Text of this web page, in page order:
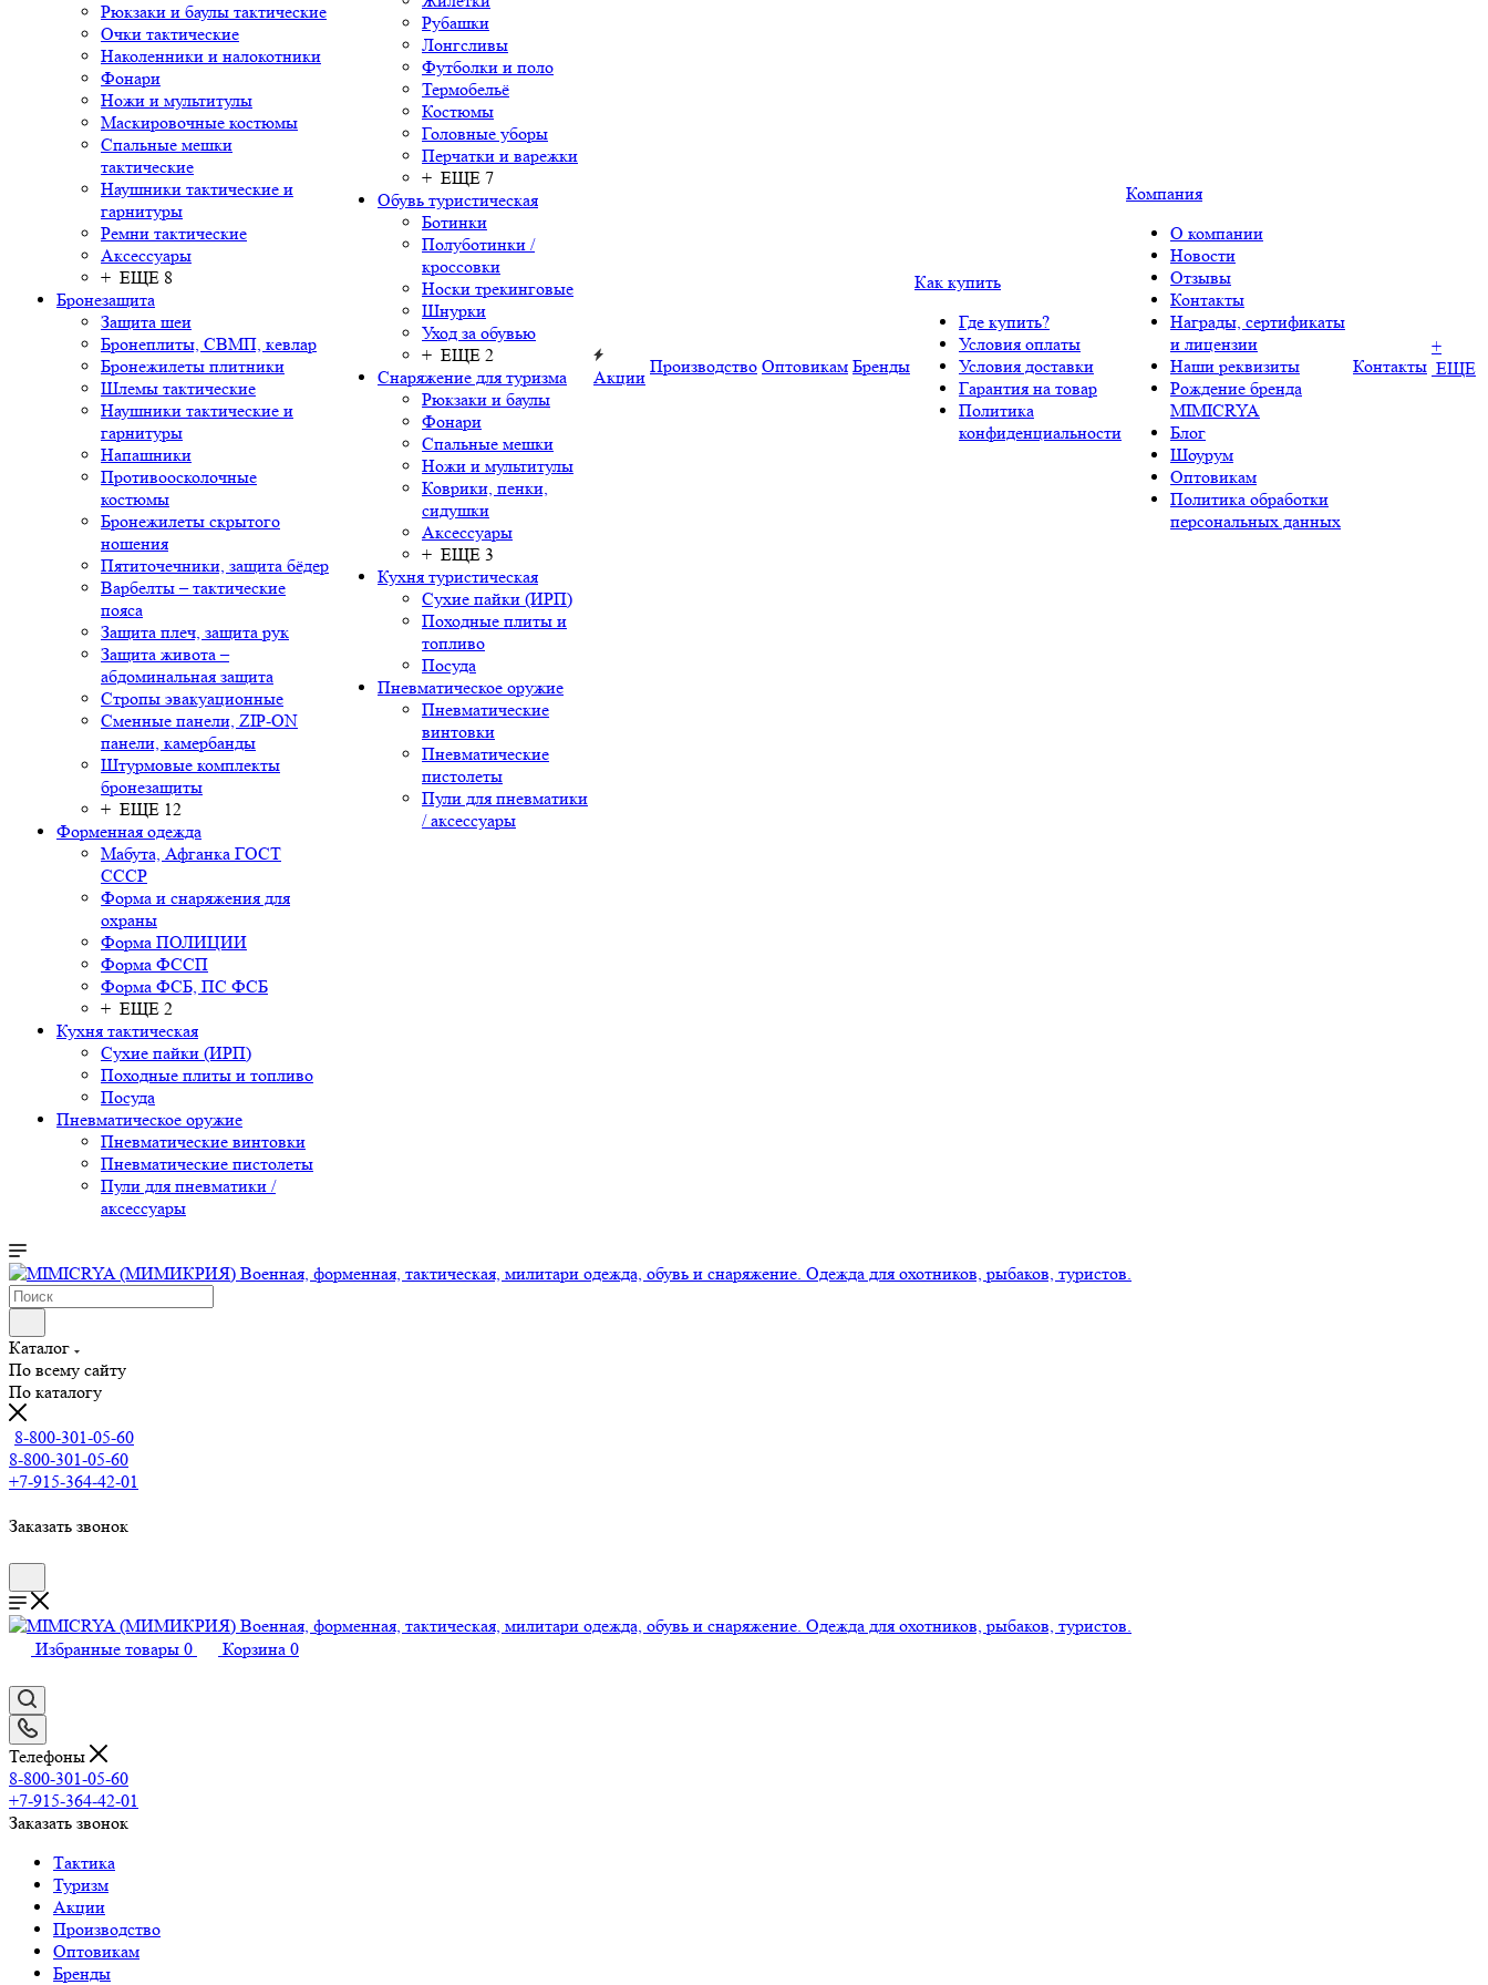
Рюкзаки и баулы тактические
Очки тактические
Наколенники и налокотники
Фонари
Ножи и мультитулы
Маскировочные костюмы
Спальные мешки
тактические
Наушники тактические и
гарнитуры
Ремни тактические
Аксессуары
+ ЕЩЕ 8
Бронезащита
Защита шеи
Бронеплиты, СВМП, кевлар
Бронежилеты плитники
Шлемы тактические
Наушники тактические и
гарнитуры
Напашники
Противоосколочные
костюмы
Бронежилеты скрытого
ношения
Пятиточечники, защита бёдер
Варбелты – тактические
пояса
Защита плеч, защита рук
Защита живота –
абдоминальная защита
Стропы эвакуационные
Сменные панели, ZIP-ON
панели, камербанды
Штурмовые комплекты
бронезащиты
+ ЕЩЕ 12
Форменная одежда
Мабута, Афганка ГОСТ
СССР
Форма и снаряжения для
охраны
Форма ПОЛИЦИИ
Форма ФССП
Форма ФСБ, ПС ФСБ
+ ЕЩЕ 2
Кухня тактическая
Сухие пайки (ИРП)
Походные плиты и топливо
Посуда
Пневматическое оружие
Пневматические винтовки
Пневматические пистолеты
Пули для пневматики /
аксессуары
Рубашки
Лонгсливы
Футболки и поло
Термобельё
Костюмы
Головные уборы
Перчатки и варежки
+ ЕЩЕ 7
Обувь туристическая
Ботинки
Полуботинки /
кроссовки
Носки трекинговые
Шнурки
Уход за обувью
+ ЕЩЕ 2
Снаряжение для туризма
Рюкзаки и баулы
Фонари
Спальные мешки
Ножи и мультитулы
Коврики, пенки,
сидушки
Аксессуары
+ ЕЩЕ 3
Кухня туристическая
Сухие пайки (ИРП)
Походные плиты и
топливо
Посуда
Пневматическое оружие
Пневматические
винтовки
Пневматические
пистолеты
Пули для пневматики
/ аксессуары
Акции
Производство Оптовикам Бренды
Как купить
Где купить?
Условия оплаты
Условия доставки
Гарантия на товар
Политика
конфиденциальности
Компания
О компании
Новости
Отзывы
Контакты
Награды, сертификаты
и лицензии
Наши реквизиты
Рождение бренда
MIMICRYA
Блог
Шоурум
Оптовикам
Политика обработки
персональных данных
Контакты
+
ЕЩЕ
Каталог
По всему сайту
По каталогу
8-800-301-05-60
8-800-301-05-60
+7-915-364-42-01
Заказать звонок
Избранные товары 0 Корзина 0
Телефоны
8-800-301-05-60
+7-915-364-42-01
Заказать звонок
Тактика
Туризм
Акции
Производство
Оптовикам
Бренды